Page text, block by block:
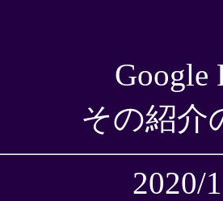
Google
その紹介
2020/